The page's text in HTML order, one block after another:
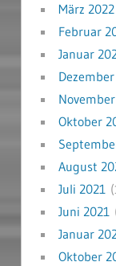
März 2022
Februar
Januar
Oktober
August
Juli 2021
Juni 2021
Januar
Oktober